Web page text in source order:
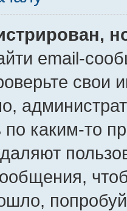
email-
свои
по каким-то